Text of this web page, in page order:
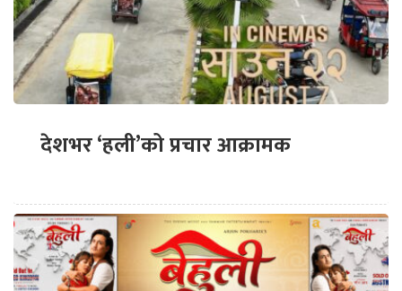
देशभर ‘हली’को प्रचार आक्रामक